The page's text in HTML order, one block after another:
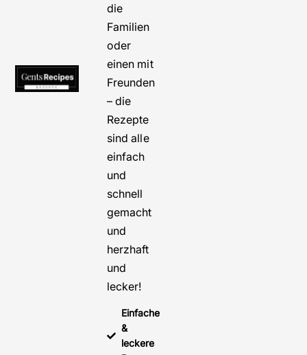
die
Familien
oder
einen mit
Freunden
– die
Rezepte
sind alle
einfach
und
schnell
gemacht
und
herzhaft
und
lecker!
Einfache
&
leckere